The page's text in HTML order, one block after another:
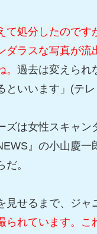
て処分したのです
ダラスな写真が流
。過去は変えられ
といいます」(テ
は女性スキャン
』の小山慶
。
見せるまで、ジ
られています。こ